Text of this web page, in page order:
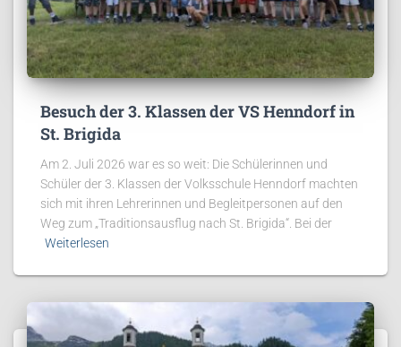
Besuch der 3. Klassen der VS Henndorf in
St. Brigida
Am 2. Juli 2026 war es so weit: Die Schülerinnen und
Schüler der 3. Klassen der Volksschule Henndorf machten
sich mit ihren Lehrerinnen und Begleitpersonen auf den
Weg zum „Traditionsausflug nach St. Brigida“. Bei der
Weiterlesen